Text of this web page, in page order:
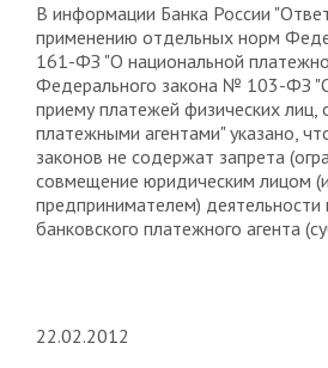
В информации Банка России
применению отдельных норм
161-ФЗ "О национальной
Федерального закона № 103-ФЗ
приему платежей физических лиц,
платежными агентами" указано,
законов не содержат запрета
совмещение юридическим лицом
предпринимателем) деятельности
банковского платежного агента
22.02.2012